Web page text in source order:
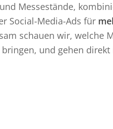
Messestände,
Social-Media-Ads für
schauen wir, welche
und gehen direkt